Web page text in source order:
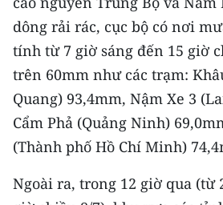
CHƯƠNG TRÌNH OCOP - MỖI XÃ
MỘT SẢN PHẨM
RADIO
MEDIA CENTER
E-Magazine
dông rải rác, cục bộ có nơi
tính từ 7 giờ sáng đến 15 giờ
trên 60mm như các trạm:
Quang) 93,4mm, Nậm Xe 3
Cẩm Phả (Quảng Ninh)
(Thành phố Hồ Chí Minh)
Ngoài ra, trong 12 giờ qua (từ